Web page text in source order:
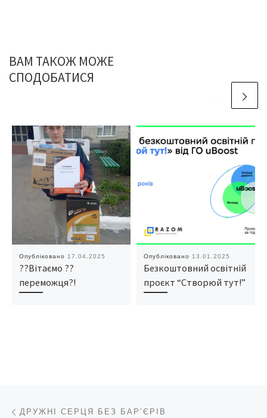
ВАМ ТАКОЖ МОЖЕ
СПОДОБАТИСЯ
Опубліковано 17.04.2025
??Вітаємо ??
переможця?!
Опубліковано 13.01.2025
Безкоштовний освітній
проєкт “Створюй тут!”
Навігація записів
ДРУЖНІ СЕРЦЯ БЕЗ БАР’ЄРІВ